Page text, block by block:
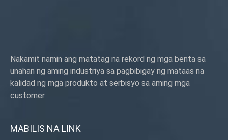
Nakamit namin ang matatag na rekord ng mga benta sa
unahan ng aming industriya sa pagbibigay ng mataas na
kalidad ng mga produkto at serbisyo sa aming mga
customer.
MABILIS NA LINK